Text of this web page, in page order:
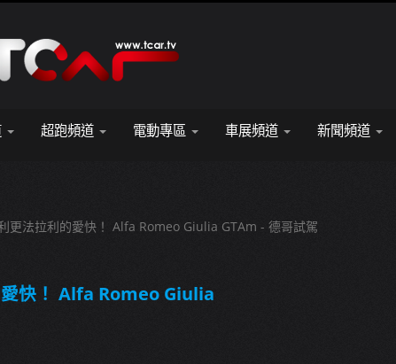
超跑頻道 電動專區 車展頻道 新聞頻道
更法拉利的愛快！ Alfa Romeo Giulia GTAm - 德哥試駕
愛快！ Alfa Romeo Giulia